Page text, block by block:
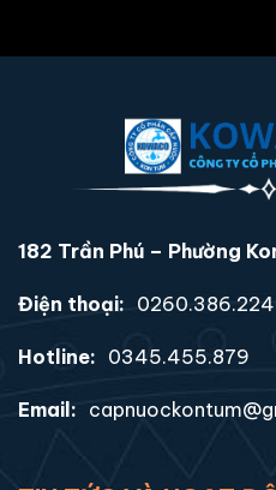
182 Trần Phú – Phường
Điện thoại:
Hotline: 0345.455.879
Email: